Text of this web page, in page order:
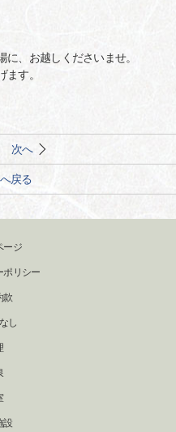
、お越しくださいませ。
す。
次へ
戻る
ージ
ポリシー
款
し
設